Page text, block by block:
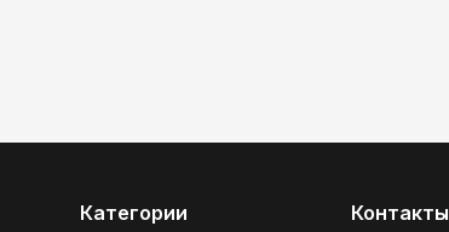
Категории
Контакты